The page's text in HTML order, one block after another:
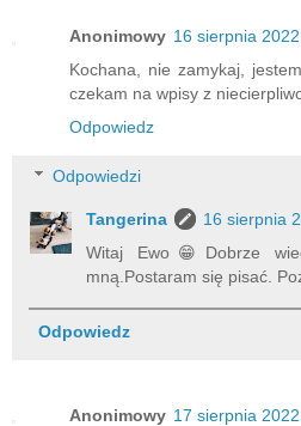
Anonimowy 16 sierpnia
Kochana, nie zamykaj,
czekam na wpisy z
Odpowiedz
Odpowiedzi
Tangerina
16 sierpnia
Witaj Ewo😁Dobrze
mną.Postaram się pisać.
Odpowiedz
Anonimowy 17 sierpnia